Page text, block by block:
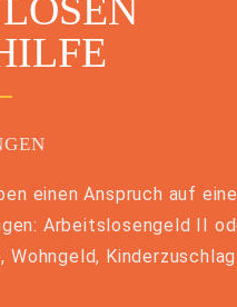
einen Anspruch auf
Arbeitslosengeld II